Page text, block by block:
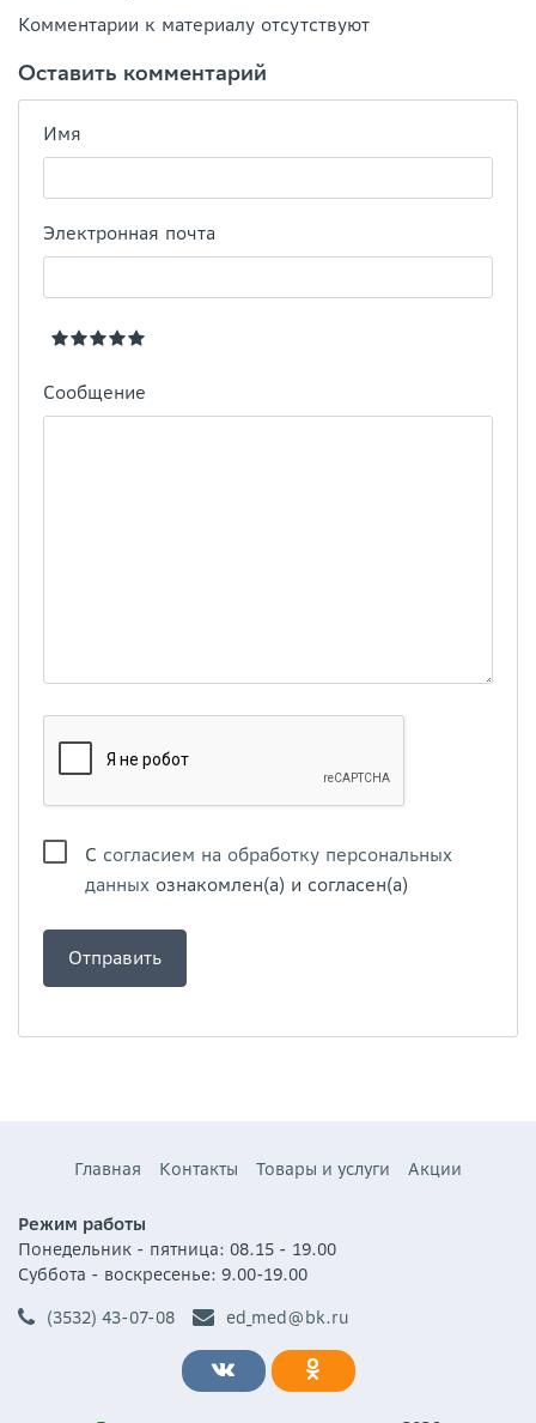
Комментарии к материалу отсутствуют
Оставить комментарий
Имя
Электронная почта
Сообщение
С согласием на обработку персональных
данных ознакомлен(а) и согласен(а)
Главная Контакты Товары и услуги Акции
Режим работы
Понедельник - пятница: 08.15 - 19.00
Суббота - воскресенье: 9.00-19.00
(3532) 43-07-08
ed_med@bk.ru